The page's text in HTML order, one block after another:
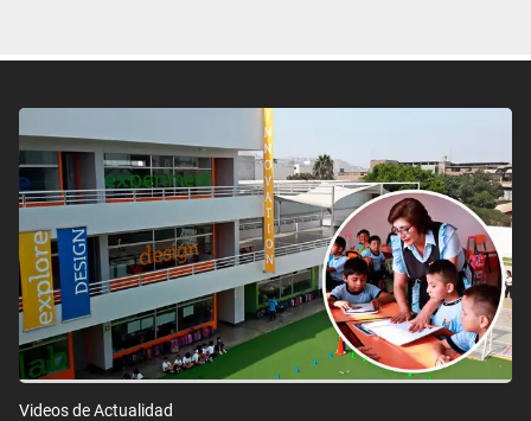
Videos de Actualidad